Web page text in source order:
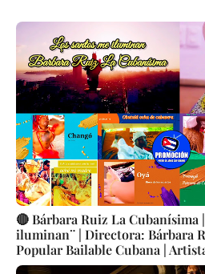
🔴 Bárbara Ruiz La Cubanísima
iluminan¨ | Directora: Bárbara
Popular Bailable Cubana |
CUBA